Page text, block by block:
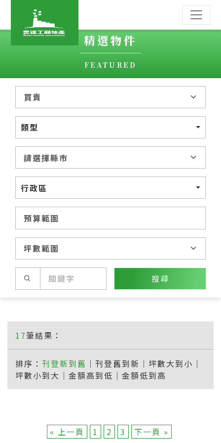
精選物件
FEATURED
類型
行政區
搜尋
17筆結果：
排序： 刊登新到舊 ｜ 刊登舊到新 ｜ 坪數大到小 ｜
坪數小到大 ｜ 金額高到低 ｜ 金額低到高
« 上一頁 1 2 3 下一頁 »